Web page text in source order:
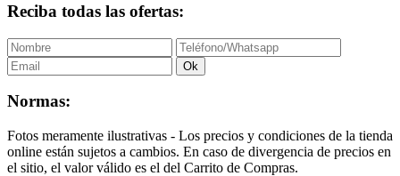
Reciba todas las ofertas:
Ok
Normas:
Fotos meramente ilustrativas - Los precios y condiciones de la tienda
online están sujetos a cambios. En caso de divergencia de precios en
el sitio, el valor válido es el del Carrito de Compras.